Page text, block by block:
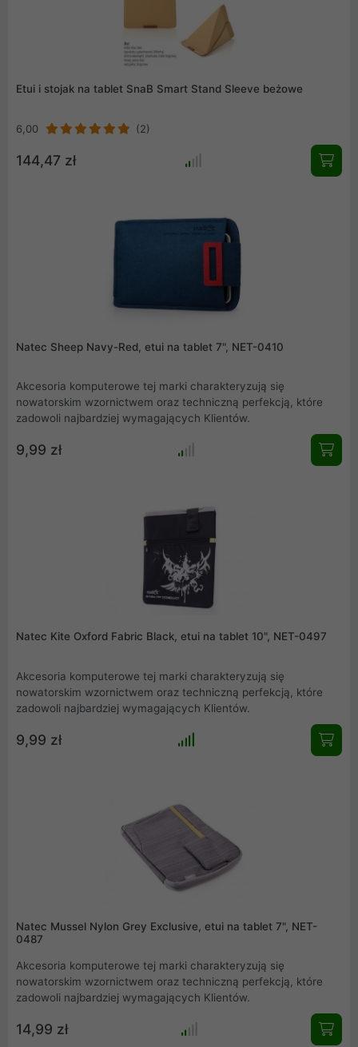
Etui i stojak na tablet SnaB Smart Stand Sleeve beżowe
6,00 (2)
144,47 zł
Natec Sheep Navy-Red, etui na tablet 7", NET-0410
Akcesoria komputerowe tej marki charakteryzują się
nowatorskim wzornictwem oraz techniczną perfekcją, które
zadowoli najbardziej wymagających Klientów.
9,99 zł
Natec Kite Oxford Fabric Black, etui na tablet 10", NET-0497
Akcesoria komputerowe tej marki charakteryzują się
nowatorskim wzornictwem oraz techniczną perfekcją, które
zadowoli najbardziej wymagających Klientów.
9,99 zł
Natec Mussel Nylon Grey Exclusive, etui na tablet 7", NET-
0487
Akcesoria komputerowe tej marki charakteryzują się
nowatorskim wzornictwem oraz techniczną perfekcją, które
zadowoli najbardziej wymagających Klientów.
14,99 zł